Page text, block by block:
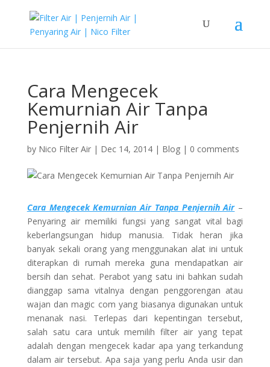
Cara Mengecek
Kemurnian Air Tanpa
Penjernih Air
by Nico Filter Air| Dec 14, 2014| Blog| 0 comments
Cara Mengecek Kemurnian Air Tanpa Penjernih Air–
Penyaring air memiliki fungsi yang sangat vital bagi
keberlangsungan hidup manusia. Tidak heran jika
banyak sekali orang yang menggunakan alat ini untuk
diterapkan di rumah mereka guna mendapatkan air
bersih dan sehat. Perabot yang satu ini bahkan sudah
dianggap sama vitalnya dengan penggorengan atau
wajan dan magic com yang biasanya digunakan untuk
menanak nasi. Terlepas dari kepentingan tersebut,
salah satu cara untuk memilih filter air yang tepat
adalah dengan mengecek kadar apa yang terkandung
dalam air tersebut. Apa saja yang perlu Anda usir dan